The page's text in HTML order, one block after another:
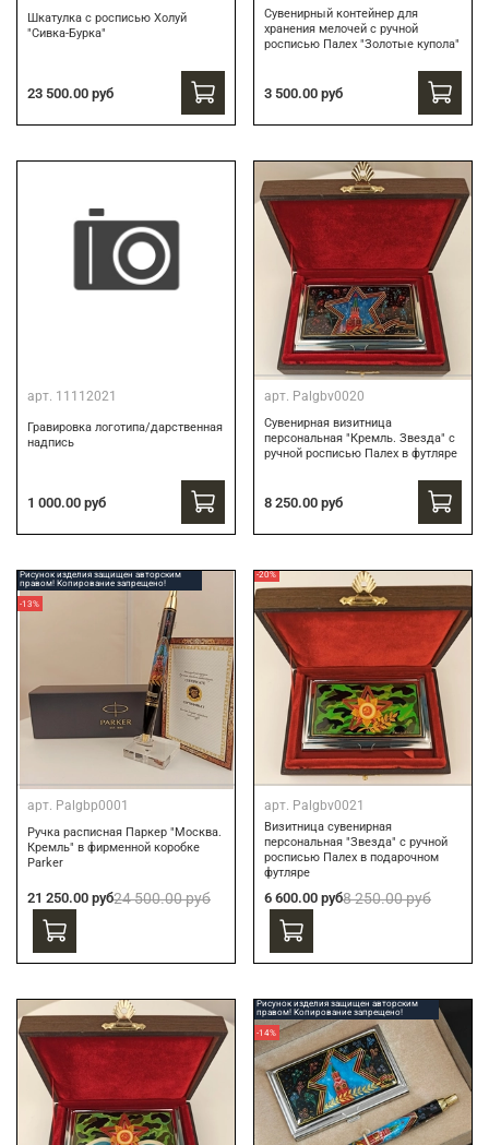
Шкатулка с росписью Холуй
"Сивка-Бурка"
23 500.00 руб
Сувенирный контейнер для
хранения мелочей с ручной
росписью Палех "Золотые купола"
3 500.00 руб
арт. 11112021
Гравировка логотипа/дарственная
надпись
1 000.00 руб
арт. Palgbv0020
Сувенирная визитница
персональная "Кремль. Звезда" с
ручной росписью Палех в футляре
8 250.00 руб
Рисунок изделия защищен авторским
правом! Копирование запрещено!
-13%
арт. Palgbp0001
Ручка расписная Паркер "Москва.
Кремль" в фирменной коробке
Parker
21 250.00 руб24 500.00 руб
-20%
арт. Palgbv0021
Визитница сувенирная
персональная "Звезда" с ручной
росписью Палех в подарочном
футляре
6 600.00 руб8 250.00 руб
Рисунок изделия защищен авторским
правом! Копирование запрещено!
-14%